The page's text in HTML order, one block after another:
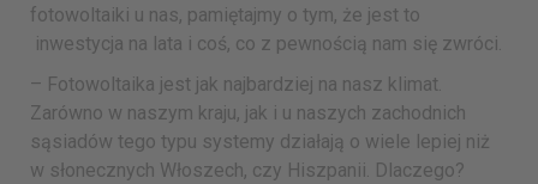
fotowoltaiki u nas, pamiętajmy o tym, że jest to
inwestycja na lata i coś, co z pewnością nam się zwróci.
– Fotowoltaika jest jak najbardziej na nasz klimat.
Zarówno w naszym kraju, jak i u naszych zachodnich
sąsiadów tego typu systemy działają o wiele lepiej niż
w słonecznych Włoszech, czy Hiszpanii. Dlaczego?